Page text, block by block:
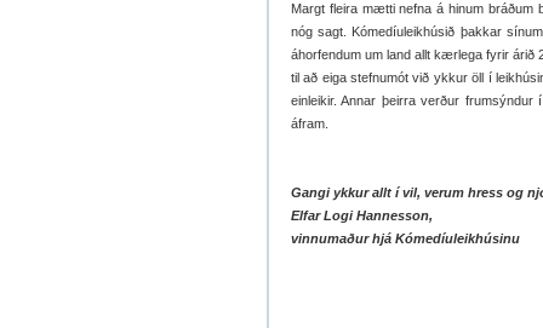
Margt fleira mætti nefna á hinum bráðum
nóg sagt. Kómedíuleikhúsið þakkar
áhorfendum um land allt kærlega fyrir árið
til að eiga stefnumót við ykkur öll í
einleikir. Annar þeirra verður
áfram.
Gangi ykkur allt í vil, verum hress og
Elfar Logi Hannesson,
vinnumaður hjá Kómedíuleikhúsinu